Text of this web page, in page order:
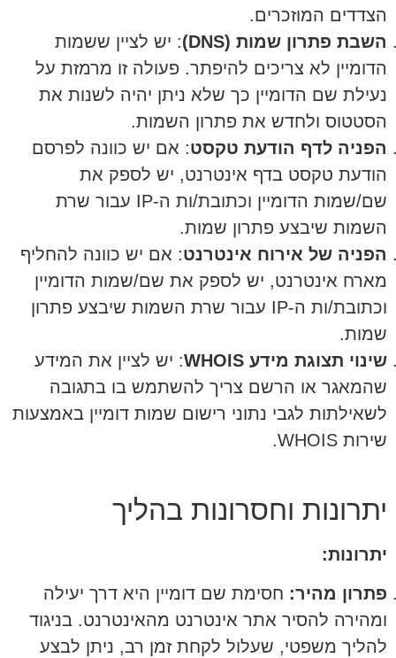
הצדדים המוזכרים.
השבת פתרון שמות (DNS)
: יש לציין ששמות
הדומיין לא צריכים להיפתר. פעולה זו מרמזת על
נעילת שם הדומיין כך שלא ניתן יהיה לשנות את
הסטטוס ולחדש את פתרון השמות.
הפניה לדף הודעת טקסט: אם יש כוונה לפרסם
הודעת טקסט בדף אינטרנט, יש לספק את
שם/שמות הדומיין וכתובת/ות ה-IP עבור שרת
השמות שיבצע פתרון שמות.
הפניה של אירוח אינטרנט: אם יש כוונה להחליף
מארח אינטרנט, יש לספק את שם/שמות הדומיין
וכתובת/ות ה-IP עבור שרת השמות שיבצע פתרון
שמות.
שינוי תצוגת מידע WHOIS
: יש לציין את המידע
שהמאגר או הרשם צריך להשתמש בו בתגובה
לשאילתות לגבי נתוני רישום שמות דומיין באמצעות
שירות WHOIS.
יתרונות וחסרונות בהליך
יתרונות:
פתרון מהיר: חסימת שם דומיין היא דרך יעילה
ומהירה להסיר אתר אינטרנט מהאינטרנט. בניגוד
להליך משפטי, שעלול לקחת זמן רב, ניתן לבצע